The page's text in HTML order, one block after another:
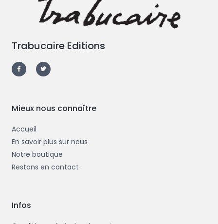
Trabucaire Editions
a
c
e
-
f
w
i
t
Mieux nous connaître
Accueil
En savoir plus sur nous
Notre boutique
Restons en contact
Infos